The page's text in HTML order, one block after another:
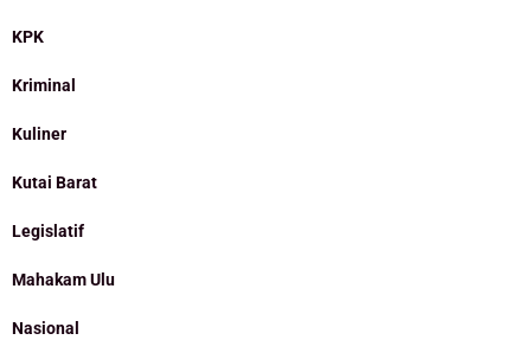
KPK
Kriminal
Kuliner
Kutai Barat
Legislatif
Mahakam Ulu
Nasional